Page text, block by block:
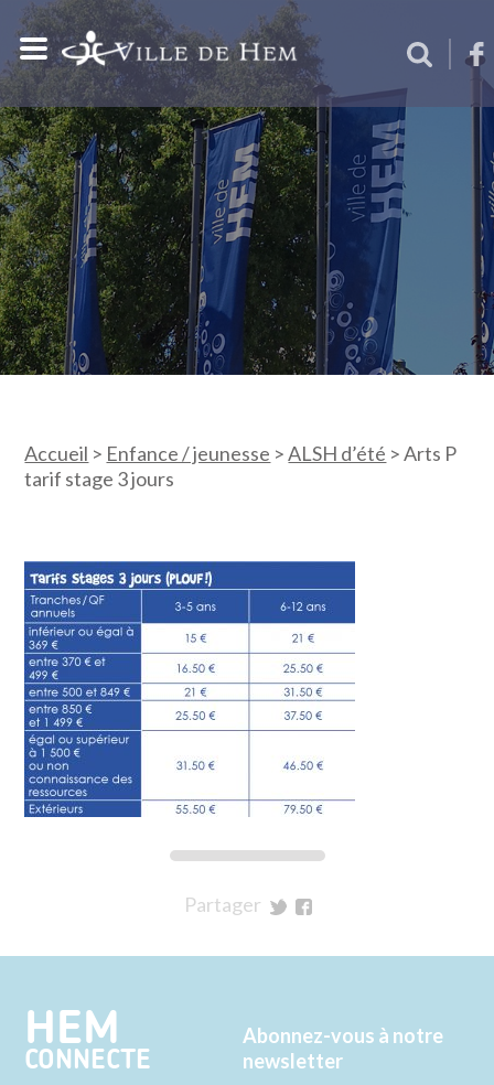
Accueil > Enfance / jeunesse >ALSH d’été >Arts P
tarif stage 3 jours
Partager
Twitter
Facebook
HEM
CONNECTE
Abonnez-vous à notre
newsletter